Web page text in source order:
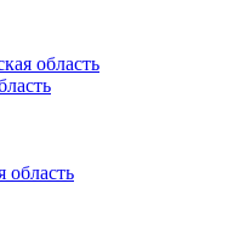
область
область